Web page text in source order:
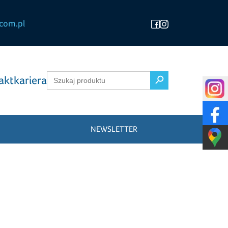
karieraSearch
for:
Search Button
NEWSLETTER